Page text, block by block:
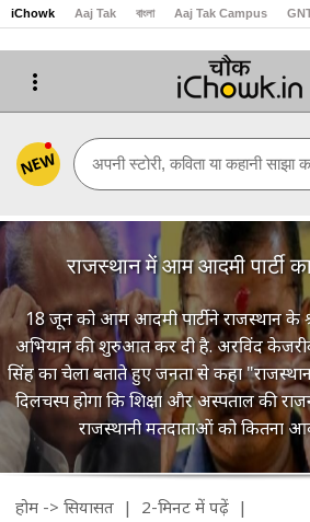
iChowk Aaj Tak বাংলা Aaj Tak Campus
NEW अपनी स्टोरी, कविता या कहानी साझा
राजस्थान में आम आदमी पार्टी
18 जून को आम आदमी पार्टी ने राजस्थान के
अभियान की शुरुआत कर दी है. अरविंद
सिंह का चेला बताते हुए जनता से कहा
दिलचस्प होगा कि शिक्षा और अस्पताल की
राजस्थानी मतदाताओं को कितना
होम-> सियासत | 2-मिनट में पढ़ें |